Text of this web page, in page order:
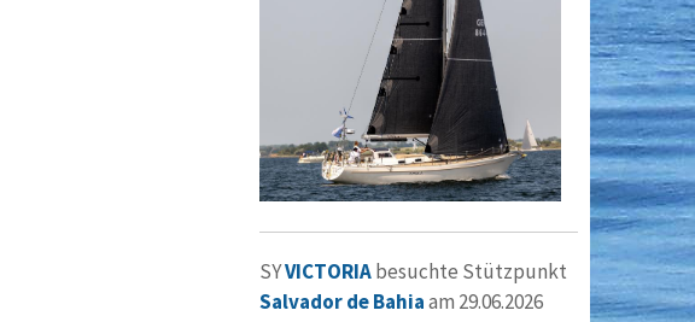
SYVICTORIAbesuchte Stützpunkt
Salvador de Bahiaam 29.06.2026